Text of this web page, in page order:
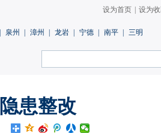
设为首页 设为
泉州 漳州 龙岩 宁德 南平 三明
患整改